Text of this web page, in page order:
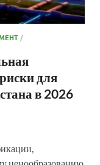
/
для
в 2026